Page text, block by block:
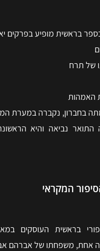
בראשית מופיע בפרקים
של תרח
האמהות
נביאה והיא
המקראי
בראשית העוסקים
משפחתו של אברהם